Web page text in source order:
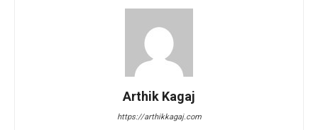
Arthik Kagaj
https://arthikkagaj.com